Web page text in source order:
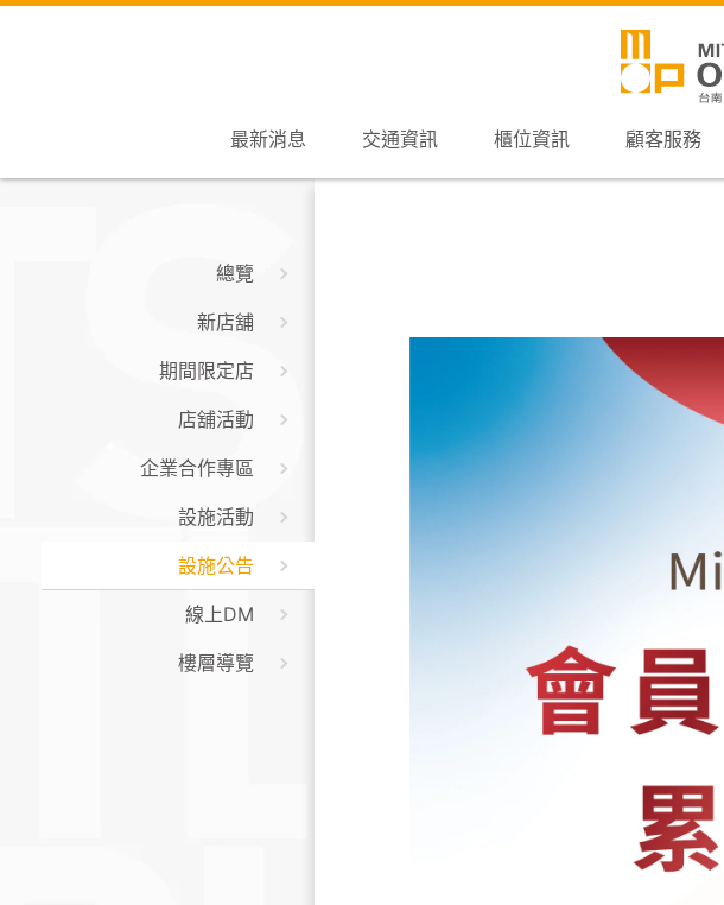
最新消息 交通資訊 櫃位資訊 顧客服務
總覽
新店舖
期間限定店
店舖活動
企業合作專區
設施活動
設施公告
線上DM
樓層導覽